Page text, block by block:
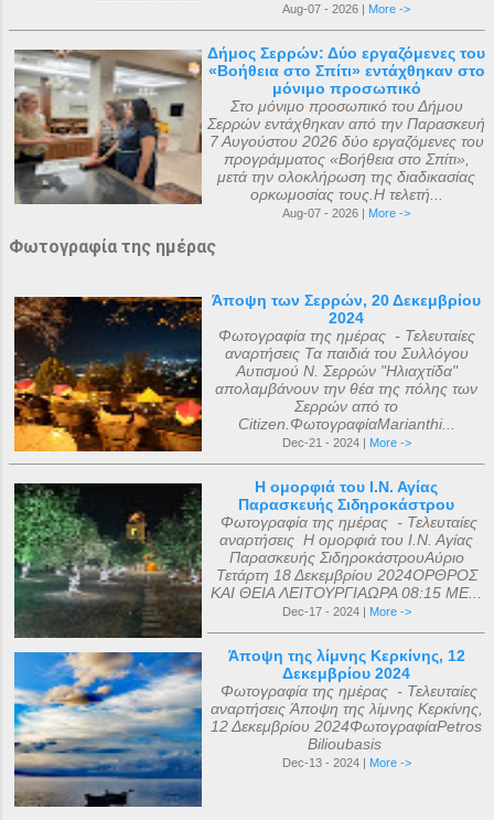
Aug-07 - 2026 | More ->
Δήμος Σερρών: Δύο εργαζόμενες του
«Βοήθεια στο Σπίτι» εντάχθηκαν στο
μόνιμο προσωπικό
Στο μόνιμο προσωπικό του Δήμου
Σερρών εντάχθηκαν από την Παρασκευή
7 Αυγούστου 2026 δύο εργαζόμενες του
προγράμματος «Βοήθεια στο Σπίτι»,
μετά την ολοκλήρωση της διαδικασίας
ορκωμοσίας τους.Η τελετή...
Aug-07 - 2026 | More ->
Φωτογραφία της ημέρας
Άποψη των Σερρών, 20 Δεκεμβρίου
2024
Φωτογραφία της ημέρας - Τελευταίες
αναρτήσεις Τα παιδιά του Συλλόγου
Αυτισμού Ν. Σερρών "Ηλιαχτίδα"
απολαμβάνουν την θέα της πόλης των
Σερρών από το
Citizen.ΦωτογραφίαMarianthi...
Dec-21 - 2024 | More ->
Η ομορφιά του Ι.Ν. Αγίας
Παρασκευής Σιδηροκάστρου
Φωτογραφία της ημέρας - Τελευταίες
αναρτήσεις Η ομορφιά του Ι.Ν. Αγίας
Παρασκευής ΣιδηροκάστρουΑύριο
Τετάρτη 18 Δεκεμβρίου 2024ΟΡΘΡΟΣ
ΚΑΙ ΘΕΙΑ ΛΕΙΤΟΥΡΓΙΑΩΡΑ 08:15 ΜΕ...
Dec-17 - 2024 | More ->
Άποψη της λίμνης Κερκίνης, 12
Δεκεμβρίου 2024
Φωτογραφία της ημέρας - Τελευταίες
αναρτήσεις Άποψη της λίμνης Κερκίνης,
12 Δεκεμβρίου 2024ΦωτογραφίαPetros
Bilioubasis
Dec-13 - 2024 | More ->